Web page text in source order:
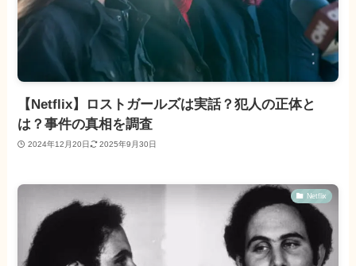
【Netflix】ロストガールズは実話？犯人の正体と
は？事件の真相を調査
2024年12月20日 2025年9月30日
Netflix